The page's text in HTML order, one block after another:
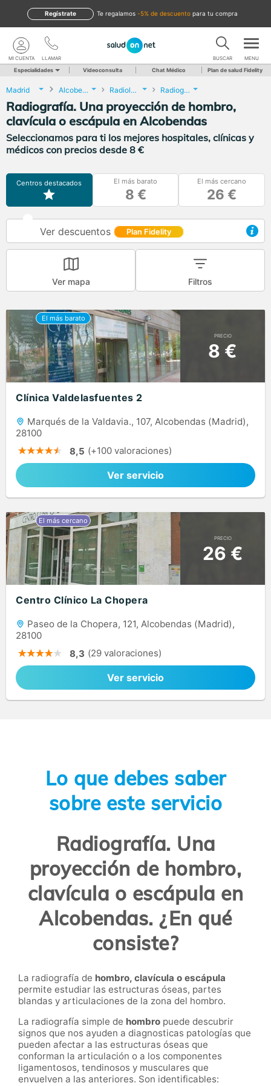
te regalamos -5% de descuento para tu compra
Regístrate
LLAMAR
MI CUENTA BUSCAR MENU
Especialidades Videoconsulta Chat Médico Plan de salud Fidelity
Madrid Alcobendas Radiología Radiografía. Una proyección de hombro, clavícula o escápula
Radiografía. Una proyección de hombro,
clavícula o escápula en Alcobendas
Seleccionamos para ti los mejores hospitales, clínicas y
médicos con precios desde 8 €
Centros destacados El más barato
8 €
El más cercano
26 €
Ver descuentos Plan Fidelity
Ver mapa Filtros
PRECIO
8 €
Clínica Valdelasfuentes 2
Marqués de la Valdavia., 107, Alcobendas (Madrid),
28100
8,5 (+100 valoraciones)
Ver servicio
PRECIO
26 €
Centro Clínico La Chopera
Paseo de la Chopera, 121, Alcobendas (Madrid),
28100
8,3 (29 valoraciones)
Ver servicio
Lo que debes saber
sobre este servicio
Radiografía. Una
proyección de hombro,
clavícula o escápula en
Alcobendas. ¿En qué
consiste?
La radiografía de hombro, clavícula o escápula
permite estudiar las estructuras óseas, partes
blandas y articulaciones de la zona del hombro.
La radiografía simple de hombro puede descubrir
signos que nos ayuden a diagnosticas patologías que
pueden afectar a las estructuras óseas que
conforman la articulación o a los componentes
ligamentosos, tendinosos y musculares que
envuelven a las anteriores. Son identificables: